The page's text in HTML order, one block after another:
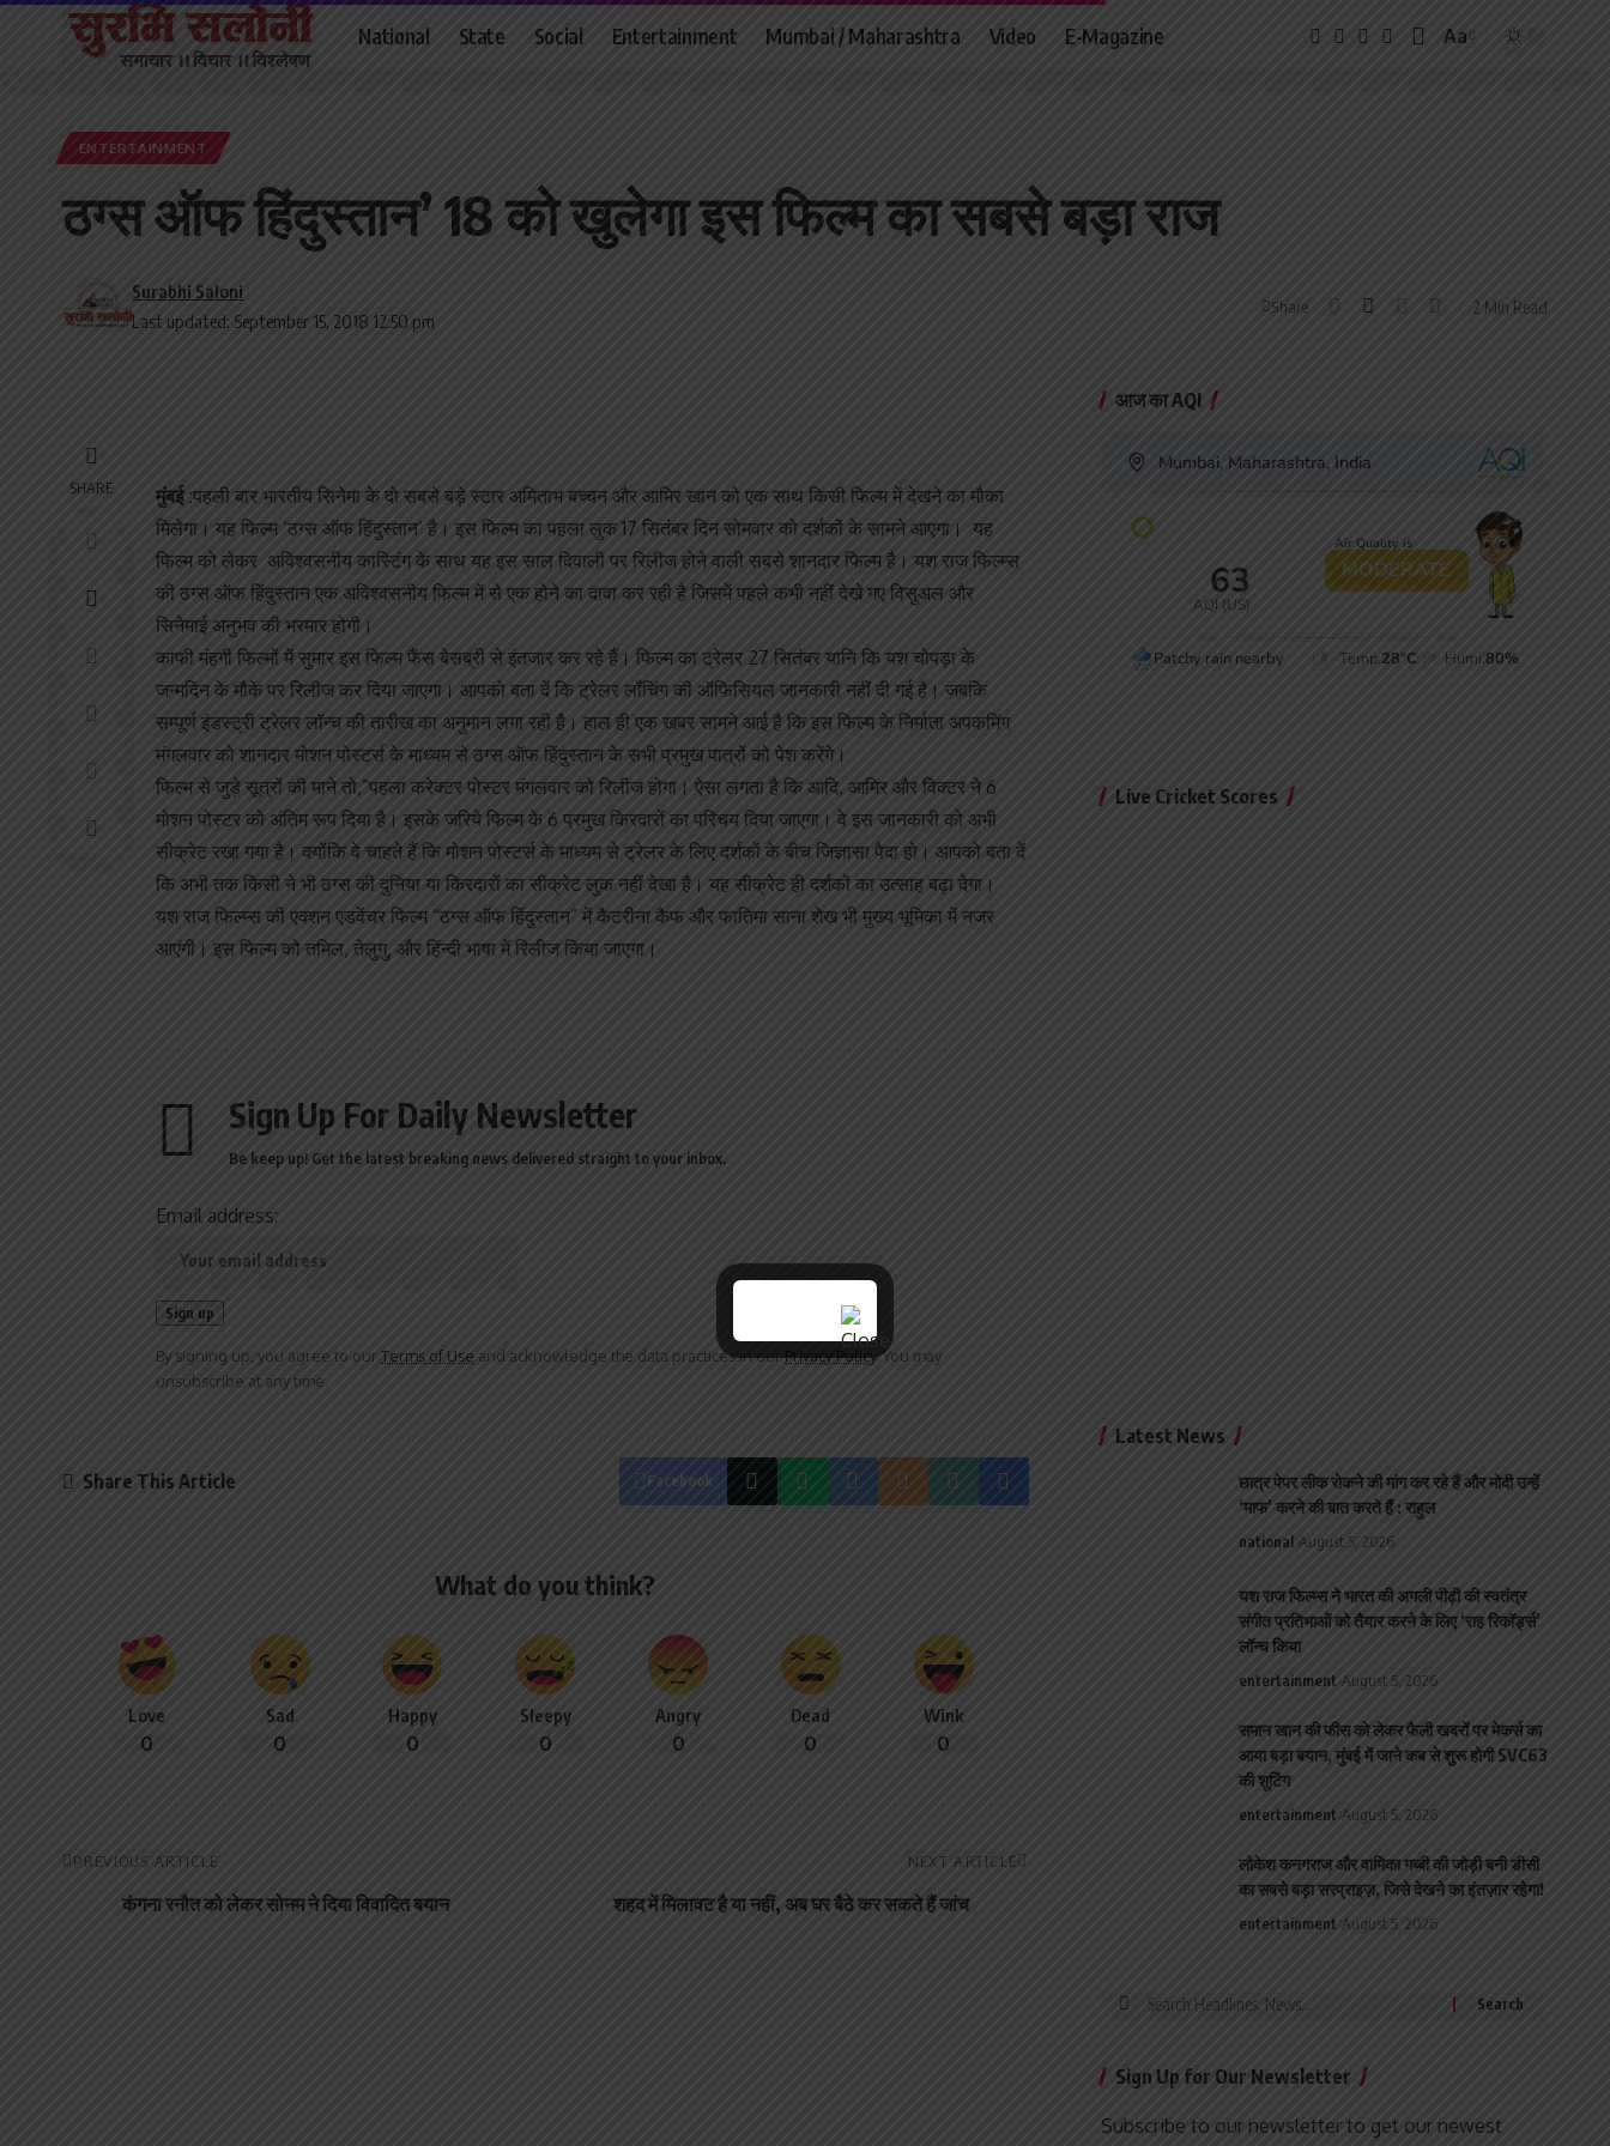
National State Social Entertainment Mumbai / Maharashtra Video E-Magazine
Font
Aa
ENTERTAINMENT
ठग्स ऑफ हिंदुस्तान’ 18 को खुलेगा इस फिल्म का सबसे बड़ा राज
Last updated: September 15, 2018 12:50 pm
Surabhi Saloni
Share 2 Min Read
SHARE मुंबई :पहली बार भारतीय सिनेमा के दो सबसे बड़े स्टार अमिताभ बच्चन और आमिर खान को एक साथ किसी फिल्म में देखने का मौका
मिलेगा। यह फिल्म ‘ठग्स ऑफ हिंदुस्तान’ है। इस फिल्म का पहला लुक 17 सितंबर दिन सोमवार को दर्शकों के सामने आएगा। यह
फिल्म को लेकर अविश्वसनीय कास्टिंग के साथ यह इस साल दिवाली पर रिलीज होने वाली सबसे शानदार फिल्म है। यश राज फिल्म्स
की ठग्स ऑफ हिंदुस्तान एक अविश्वसनीय फिल्म में से एक होने का दावा कर रही है जिसमें पहले कभी नहीं देखे गए विसुअल और
सिनेमाई अनुभव की भरमार होगी।
काफी मंहगी फिल्मों में सुमार इस फिल्म फैंस बेसब्री से इंतजार कर रहे हैं। फिल्म का ट्रेलर 27 सितंबर यानि कि यश चोपड़ा के
जन्मदिन के मौके पर रिलीज कर दिया जाएगा। आपको बता दें कि ट्रेलर लॉंचिंग की ऑफिसियल जानकारी नहीं दी गई है। जबकि
सम्पूर्ण इंडस्ट्री ट्रेलर लॉन्च की तारीख का अनुमान लगा रही है। हाल ही एक खबर सामने आई है कि इस फिल्म के निर्माता अपकमिंग
मंगलवार को शानदार मोशन पोस्टर्स के माध्यम से ठग्स ऑफ हिंदुस्तान के सभी प्रमुख पात्रों को पेश करेंगे।
फिल्म से जुड़े सूत्रों की माने तो,”पहला करेक्टर पोस्टर मंगलवार को रिलीज होगा। ऐसा लगता है कि आदि, आमिर और विक्टर ने 6
मोशन पोस्टर को अंतिम रूप दिया है। इसके जरिये फिल्म के 6 प्रमुख किरदारों का परिचय दिया जाएगा। वे इस जानकारी को अभी
सीक्रेट रखा गया है। क्योंकि वे चाहते हैं कि मोशन पोस्टर्स के माध्यम से ट्रेलर के लिए दर्शकों के बीच जिज्ञासा पैदा हो। आपको बता दें
कि अभी तक किसी ने भी ठग्स की दुनिया या किरदारों का सीक्रेट लुक नहीं देखा है। यह सीक्रेट ही दर्शकों का उत्साह बढ़ा देगा।
यश राज फिल्म्स की एक्शन एडवेंचर फिल्म “ठग्स ऑफ हिंदुस्तान” में कैटरीना कैफ और फातिमा साना शेख भी मुख्य भूमिका में नजर
आएंगी। इस फिल्म को तमिल, तेलुगु, और हिंन्दी भाषा में रिलीज किया जाएगा।
Sign Up For Daily Newsletter
Be keep up! Get the latest breaking news delivered straight to your inbox.
Email address:
By signing up, you agree to ourTerms of Use and acknowledge the data practices in ourPrivacy Policy. You may
unsubscribe at any time.
Share This Article Facebook
What do you think?
Love
0
Sad
0
Happy
0
Sleepy
0
Angry
0
Dead
0
Wink
0
PREVIOUS ARTICLE
कंगना रनौत को लेकर सोनम ने दिया विवादित बयान
NEXT ARTICLE
शहद में मिलावट है या नहीं, अब घर बैठे कर सकते हैं जांच
आज का AQI
Live Cricket Scores
Latest News
छात्र पेपर लीक रोकने की मांग कर रहे हैं और मोदी उन्हें
‘माफ’ करने की बात करते हैं : राहुल
national August 5, 2026
यश राज फिल्म्स ने भारत की अगली पीढ़ी की स्वतंत्र
संगीत प्रतिभाओं को तैयार करने के लिए ‘राह रिकॉर्ड्स’
लॉन्च किया
entertainment August 5, 2026
समान खान की फीस को लेकर फैली खबरों पर मेकर्स का
आया बड़ा बयान, मुंबई में जाने कब से शुरू होगी SVC63
की शूटिंग
entertainment August 5, 2026
लोकेश कनगराज और वामिका गब्बी की जोड़ी बनी डीसी
का सबसे बड़ा सरप्राइज़, जिसे देखने का इंतज़ार रहेगा!
entertainment August 5, 2026
Search
Sign Up for Our Newsletter
Subscribe to our newsletter to get our newest